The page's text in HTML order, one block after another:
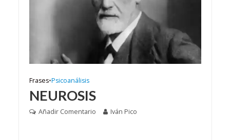
Frases•Psicoanálisis
NEUROSIS
Añadir Comentario Iván Pico